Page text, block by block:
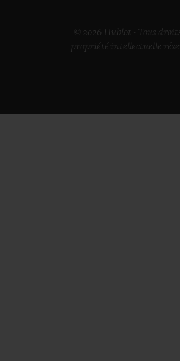
© 2026 Hublot - Tous
propriété intellectuelle